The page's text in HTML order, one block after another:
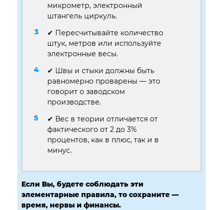
микрометр, электронный
штангель циркуль.
✔ Пересчитывайте количество
штук, метров или используйте
электронные весы.
✔ Швы и стыки должны быть
равномерно проварены — это
говорит о заводском
производстве.
✔ Вес в теории отличается от
фактического от 2 до 3%
процентов, как в плюс, так и в
минус.
Если Вы, будете соблюдать эти
элементарные правила, то сохраните —
время, нервы и финансы.